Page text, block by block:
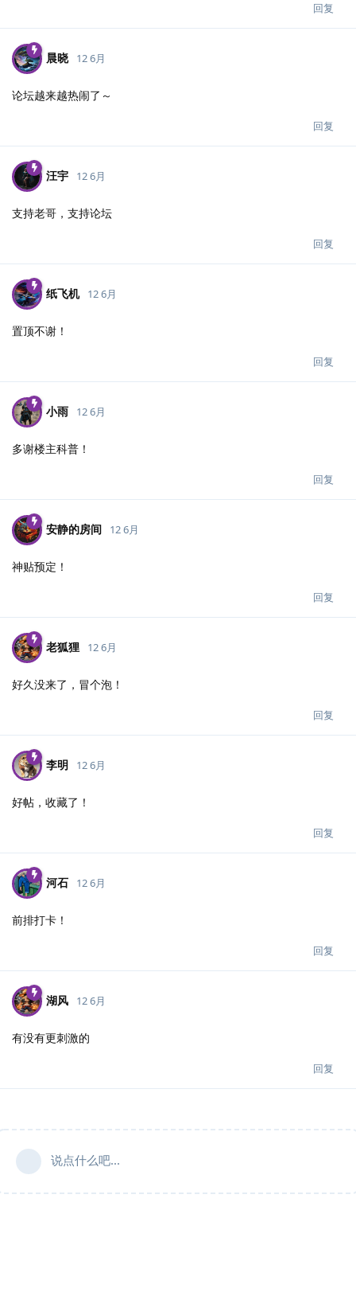
回复
晨晓 12 6月
论坛越来越热闹了～
回复
汪宇 12 6月
支持老哥，支持论坛
回复
纸飞机 12 6月
置顶不谢！
回复
小雨 12 6月
多谢楼主科普！
回复
安静的房间 12 6月
神贴预定！
回复
老狐狸 12 6月
好久没来了，冒个泡！
回复
李明 12 6月
好帖，收藏了！
回复
河石 12 6月
前排打卡！
回复
湖风 12 6月
有没有更刺激的
回复
说点什么吧...